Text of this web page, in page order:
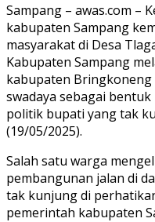
Sampang – awas.com –
kabupaten Sampang
masyarakat di Desa
Kabupaten Sampang
kabupaten Bringkoneng
swadaya sebagai
politik bupati yang tak
(19/05/2025).
Salah satu warga
pembangunan jalan di
tak kunjung di
pemerintah kabupaten